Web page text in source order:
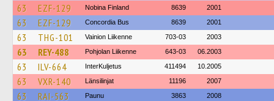
63 EZF-129 Nobina Finland 8639 2001
63 EZF-129 Concordia Bus 8639 2001
63 THG-101 Vainion Liikenne 703-03 2003
63 REY-488 Pohjolan Liikenne 643-03 06.2003
63 ILV-664 InterKuljetus 411494 10.2005
63 VXR-140 Länsilinjat 11196 2007
63 RAI-563 Paunu 3863 2008